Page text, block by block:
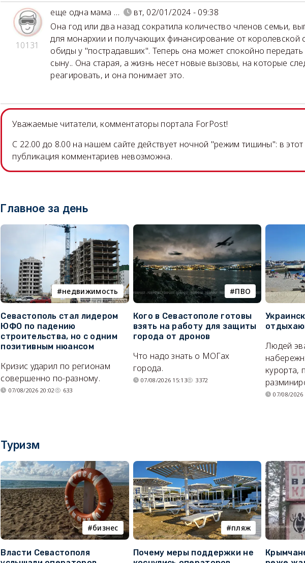
10131
еще одна мама …
вт, 02/01/2024 - 09:38
Она год или два назад сократила количество членов семьи,
для монархии и получающих финансирование от королевской
обиды у "пострадавших". Теперь она может спокойно
сыну.. Она старая, а жизнь несет новые вызовы, на которые
реагировать, и она понимает это.
Уважаемые читатели, комментаторы портала ForPost!
C 22.00 до 8.00 на нашем сайте действует ночной "режим тишины": в
публикация комментариев невозможна.
Главное за день
недвижимость
Севастополь стал лидером
ЮФО по падению
строительства, но с одним
позитивным нюансом
Кризис ударил по регионам
совершенно по-разному.
07/08/2026 20:02 633
ПВО
Кого в Севастополе готовы
взять на работу для защиты
города от дронов
Что надо знать о МОГах
города.
07/08/2026 15:13 3372
Людей
курорта,
07/08/2026
Туризм
бизнес
Власти Севастополя
пляж
Почему меры поддержки не